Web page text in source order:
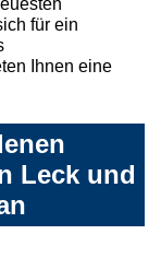
für ein
Ihnen eine
Leck und